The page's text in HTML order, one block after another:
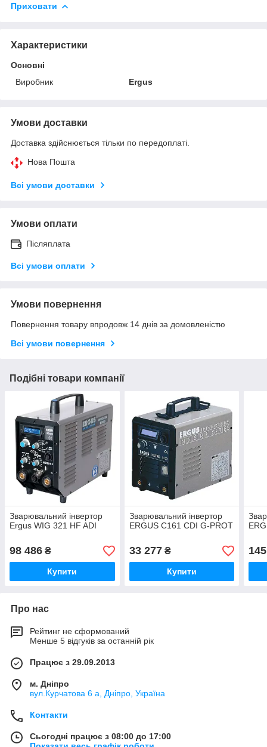
Приховати
Характеристики
Основні
Виробник
Ergus
Умови доставки
Доставка здійснюється тільки по передоплаті.
Нова Пошта
Всі умови доставки
Умови оплати
Післяплата
Всі умови оплати
Умови повернення
Повернення товару впродовж 14 днів за домовленістю
Всі умови повернення
Подібні товари компанії
Зварювальний інвертор
Ergus WIG 321 HF ADI
98 486 ₴
Купити
Зварювальний інвертор
ERGUS С161 CDI G-PROT
33 277₴
Купити
Про нас
Рейтинг не сформований
Менше 5 відгуків за останній рік
Працює з 29.09.2013
м. Дніпро
вул.Курчатова 6 а, Дніпро, Україна
Контакти
Сьогодні працює з 08:00 до 17:00